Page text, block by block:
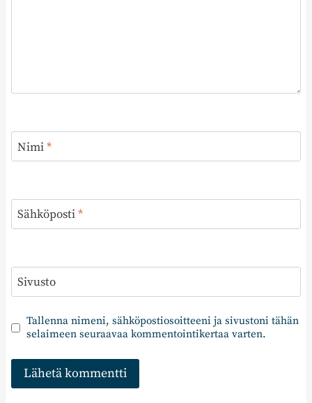
Nimi*
Sähköposti*
Sivusto
Tallenna nimeni, sähköpostiosoitteeni ja sivustoni tähän
selaimeen seuraavaa kommentointikertaa varten.